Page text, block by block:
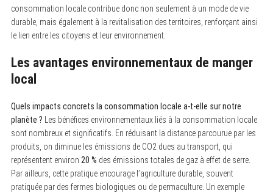
consommation locale contribue donc non seulement à un mode de vie
durable, mais également à la revitalisation des territoires, renforçant ainsi
le lien entre les citoyens et leur environnement.
Les avantages environnementaux de manger
local
Quels impacts concrets la consommation locale a-t-elle sur notre
planète ? Les bénéfices environnementaux liés à la consommation locale
sont nombreux et significatifs. En réduisant la distance parcourue par les
produits, on diminue les émissions de CO2 dues au transport, qui
représentent environ 20 % des émissions totales de gaz à effet de serre.
Par ailleurs, cette pratique encourage l’agriculture durable, souvent
pratiquée par des fermes biologiques ou de permaculture. Un exemple